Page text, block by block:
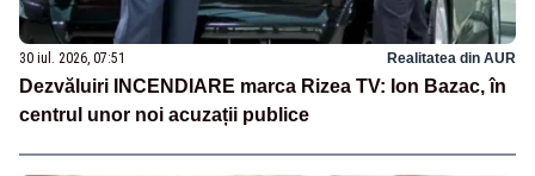
30 iul. 2026, 07:51 Realitatea din AUR
Dezvăluiri INCENDIARE marca Rizea TV: Ion Bazac, în
centrul unor noi acuzații publice